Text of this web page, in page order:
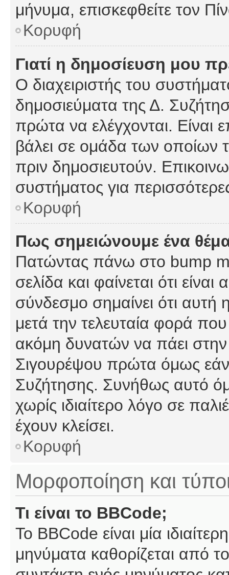
μήνυμα, επισκεφθείτε τον
Κορυφή
Γιατί η δημοσίευση μου
Ο διαχειριστής του
δημοσιεύματα της Δ.
πρώτα να ελέγχονται. Είναι
βάλει σε ομάδα των οποίων
πριν δημοσιευτούν.
συστήματος για
Κορυφή
Πως σημειώνουμε ένα
Πατώντας πάνω στο bump
σελίδα και φαίνεται ότι
σύνδεσμο σημαίνει ότι αυτή
μετά την τελευταία φορά που
ακόμη δυνατών να πάει
Σιγουρέψου πρώτα όμως εάν
Συζήτησης. Συνήθως αυτό
χωρίς ιδιαίτερο λόγο σε
έχουν κλείσει.
Κορυφή
Μορφοποίηση και
Τι είναι το BBCode;
Το BBCode είναι μία
μηνύματα καθορίζεται από